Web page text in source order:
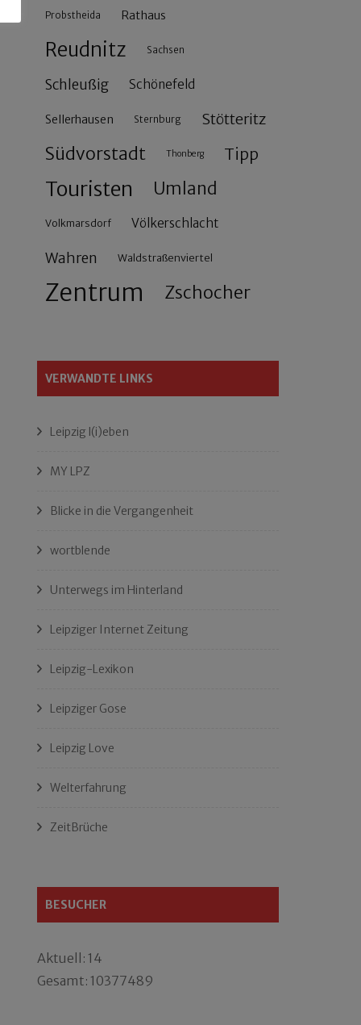
Probstheida Rathaus
Reudnitz Sachsen
Schleußig Schönefeld
Sellerhausen Sternburg Stötteritz
Südvorstadt Thonberg Tipp
Touristen Umland
Volkmarsdorf Völkerschlacht
Wahren Waldstraßenviertel
Zentrum Zschocher
VERWANDTE LINKS
Leipzig l(i)eben
MY LPZ
Blicke in die Vergangenheit
wortblende
Unterwegs im Hinterland
Leipziger Internet Zeitung
Leipzig-Lexikon
Leipziger Gose
Leipzig Love
Welterfahrung
ZeitBrüche
BESUCHER
Aktuell: 14
Gesamt: 10377489